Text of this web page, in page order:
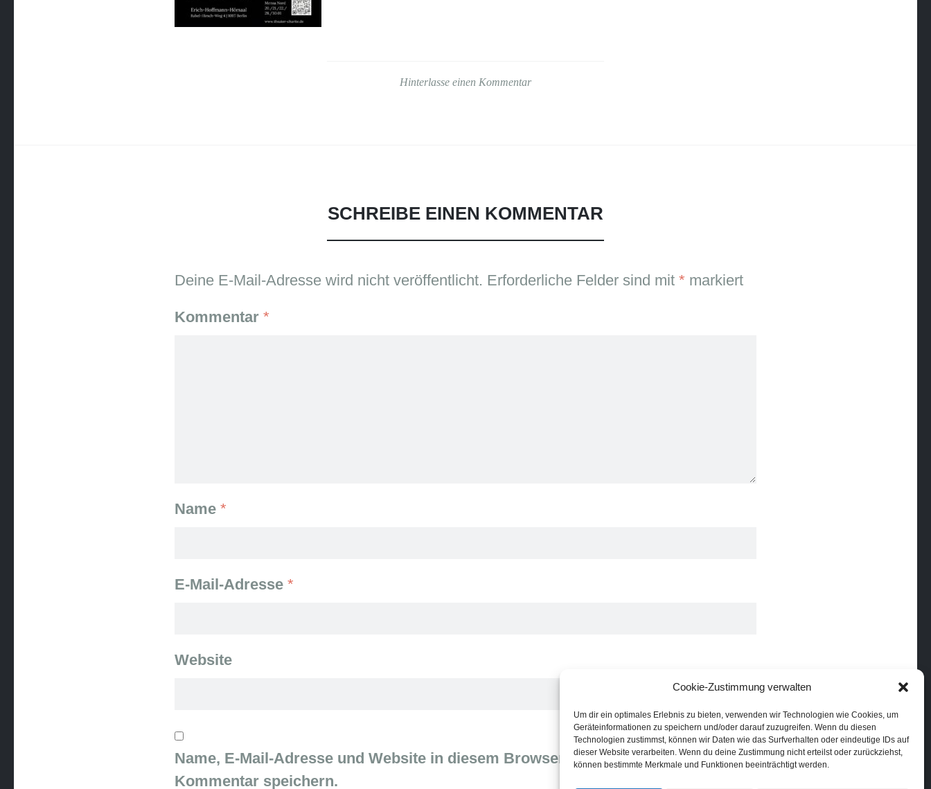
Cookie-Zustimmung verwalten
Um dir ein optimales Erlebnis zu bieten, verwenden wir Technologien wie Cookies, um
Geräteinformationen zu speichern und/oder darauf zuzugreifen. Wenn du diesen
Technologien zustimmst, können wir Daten wie das Surfverhalten oder eindeutige IDs auf
dieser Website verarbeiten. Wenn du deine Zustimmung nicht erteilst oder zurückziehst,
können bestimmte Merkmale und Funktionen beeinträchtigt werden.
Hinterlasse einen Kommentar
SCHREIBE EINEN KOMMENTAR
Deine E-Mail-Adresse wird nicht veröffentlicht. Erforderliche Felder sind mit * markiert
Kommentar *
Name *
E-Mail-Adresse *
Website
Name, E-Mail-Adresse und Website in diesem Browser für meinen nächsten
Kommentar speichern.